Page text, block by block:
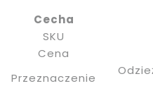
Cecha
SKU
Cena
Przeznaczenie